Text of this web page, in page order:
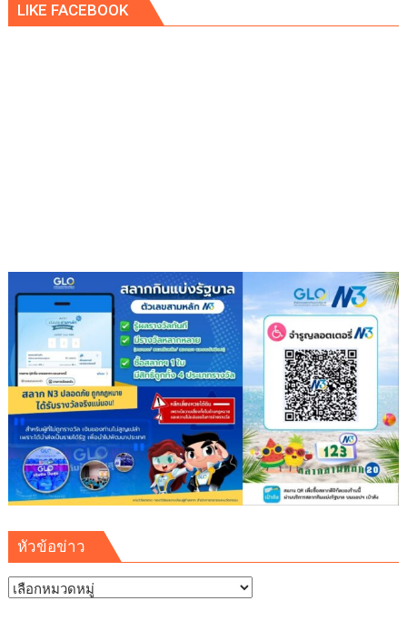
พ่อ
สากล
ใช้
ไทย
เป็น
ฐาน
สั่ง
การ
เอี่ยว
เว็บ
พนัน
เงิน
หมุนเวียน
124
LIKE FACEBOOK
หัวข้อข่าว
หัวข้อ